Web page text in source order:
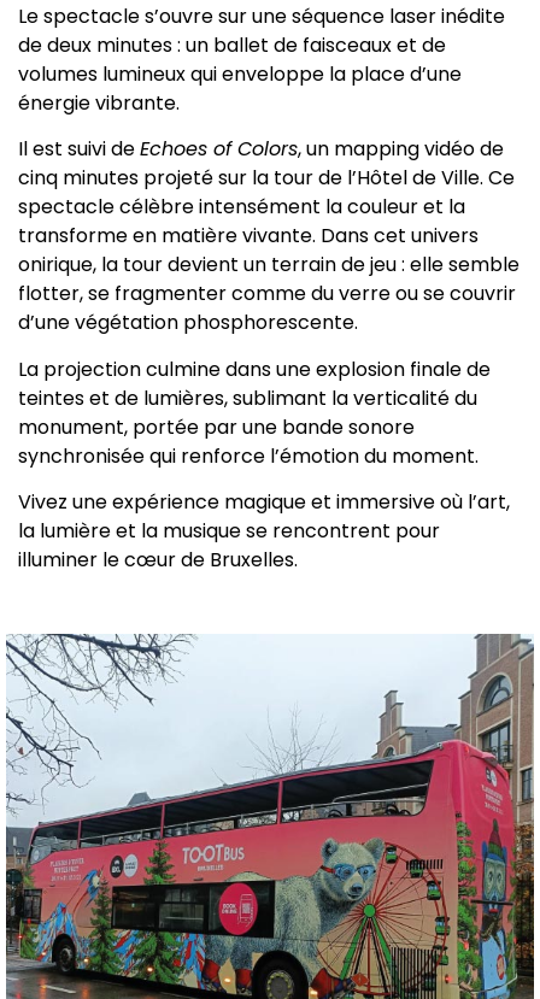
Le spectacle s’ouvre sur une séquence laser inédite
de deux minutes : un ballet de faisceaux et de
volumes lumineux qui enveloppe la place d’une
énergie vibrante.
Il est suivi deEchoes of Colors, un mapping vidéo de
cinq minutes projeté sur la tour de l’Hôtel de Ville. Ce
spectacle célèbre intensément la couleur et la
transforme en matière vivante. Dans cet univers
onirique, la tour devient un terrain de jeu : elle semble
flotter, se fragmenter comme du verre ou se couvrir
d’une végétation phosphorescente.
La projection culmine dans une explosion finale de
teintes et de lumières, sublimant la verticalité du
monument, portée par une bande sonore
synchronisée qui renforce l’émotion du moment.
Vivez une expérience magique et immersive où l’art,
la lumière et la musique se rencontrent pour
illuminer le cœur de Bruxelles.